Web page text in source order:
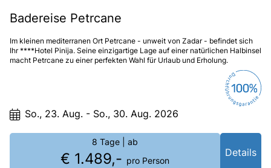
Badereise Petrcane
Im kleinen mediterranen Ort Petrcane - unweit von Zadar - befindet sich
Ihr ****Hotel Pinija. Seine einzigartige Lage auf einer natürlichen Halbinsel
macht Petrcane zu einer perfekten Wahl für Urlaub und Erholung.
So., 23. Aug. - So., 30. Aug. 2026
8 Tage | ab
€ 1.489,- pro Person
Details